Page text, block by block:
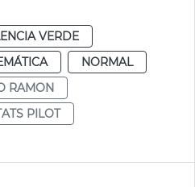
VERDE
NORMAL
RAMON
PILOT